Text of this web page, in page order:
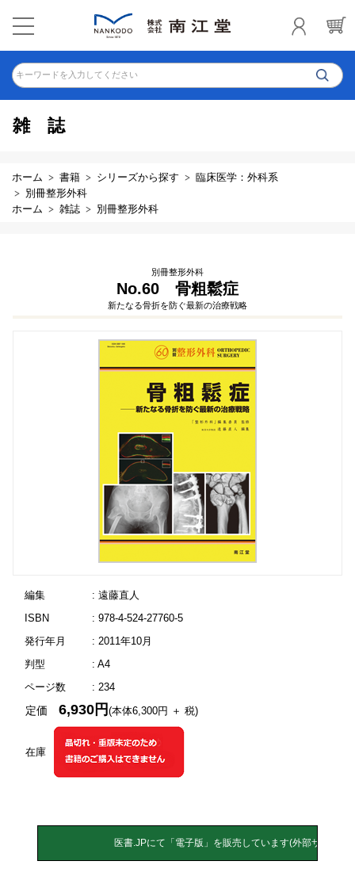
キーワードを入力してください
雑誌
ホーム 書籍 シリーズから探す
臨床医学：外科系
別冊整形外科
ホーム
雑誌 別冊整形外科
別冊整形外科
No.60 骨粗鬆症
新たなる骨折を防ぐ最新の治療戦略
編集
: 遠藤直人
ISBN
: 978-4-524-27760-5
発行年月
: 2011年10月
判型
: A4
ページ数
: 234
在庫
定価6,930円(本体6,300円 ＋ 税)